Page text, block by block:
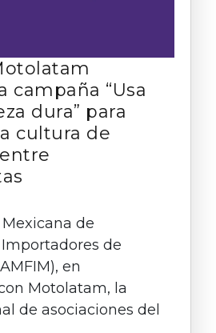
campaña “Usa
dura” para
cultura de
de
de
en
Motolatam, la
de asociaciones del